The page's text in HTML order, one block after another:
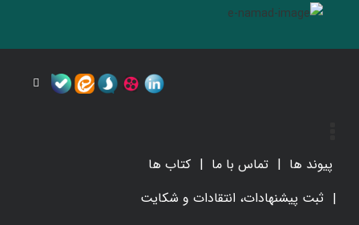
پیوند ها تماس با ما
کتاب ها
ثبت پیشنهادات، انتقادات و شکایت